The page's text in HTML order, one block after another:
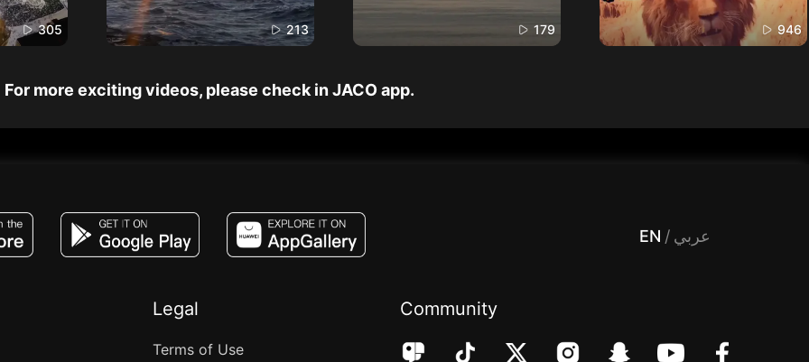
305 213 179 946
For more exciting videos, please check in JACO app.
EN / عربي
Legal
Terms of Use
Community